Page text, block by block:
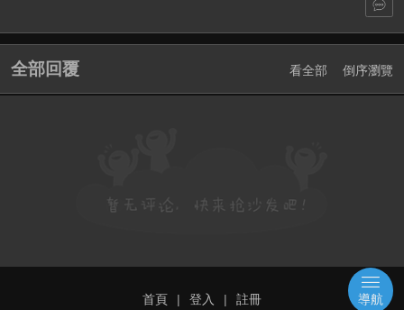
全部回覆 看全部 倒序瀏覽
首頁 | 登入 | 註冊 導航